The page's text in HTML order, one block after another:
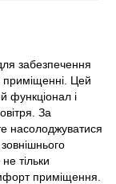
забезпечення
приміщенні. Цей
функціонал і
За
насолоджуватися
тільки
приміщення.